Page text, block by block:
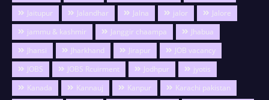
Jaitupur
Jalandhar Jalna jalor
Jalore
jammu & kashmir
Janggir chaampa
Jhabua
Jhansi
Jharkhand Jirapur
JOB vacancy
JOBS
JOBS Rcuirment Jodhpur
jyotis
Kanada
Kannauj Kanpur
Karachi pakistan